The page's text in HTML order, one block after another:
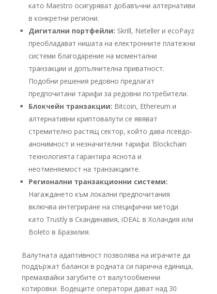
като Maestro осигуряват добавъчни алтернативи
в конкретни региони.
Дигитални портфейли: Skrill, Neteller и ecoPayz
преобладават нишата на електронните платежни
системи благодарение на моментални
транзакции и допълнителна приватност.
Подобни решения редовно предлагат
предпочитани тарифи за редовни потребители.
Блокчейн транзакции: Bitcoin, Ethereum и
алтернативни криптовалути се явяват
стремително растящ сектор, който дава псевдо-
анонимност и незначителни тарифи. Blockchain
технологията гарантира яснота и
неотменяемост на транзакциите.
Регионални транзакционни системи:
Нагаждането към локални предпочитания
включва интегриране на специфични методи
като Trustly в Скандинавия, iDEAL в Холандия или
Boleto в Бразилия.
Валутната адаптивност позволява на играчите да
поддържат баланси в родната си парична единица,
премахвайки загубите от валутообменни
котировки. Водещите оператори дават над 30